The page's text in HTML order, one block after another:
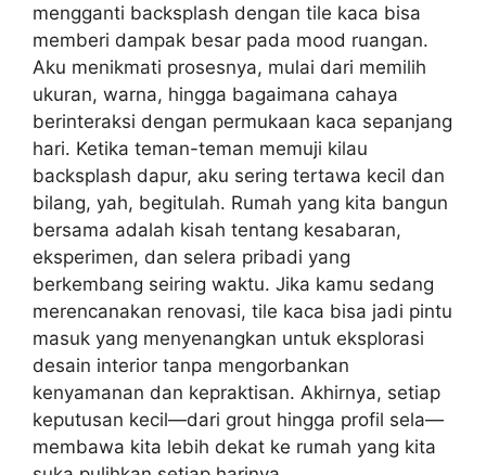
mengganti backsplash dengan tile kaca bisa
memberi dampak besar pada mood ruangan.
Aku menikmati prosesnya, mulai dari memilih
ukuran, warna, hingga bagaimana cahaya
berinteraksi dengan permukaan kaca sepanjang
hari. Ketika teman-teman memuji kilau
backsplash dapur, aku sering tertawa kecil dan
bilang, yah, begitulah. Rumah yang kita bangun
bersama adalah kisah tentang kesabaran,
eksperimen, dan selera pribadi yang
berkembang seiring waktu. Jika kamu sedang
merencanakan renovasi, tile kaca bisa jadi pintu
masuk yang menyenangkan untuk eksplorasi
desain interior tanpa mengorbankan
kenyamanan dan kepraktisan. Akhirnya, setiap
keputusan kecil—dari grout hingga profil sela—
membawa kita lebih dekat ke rumah yang kita